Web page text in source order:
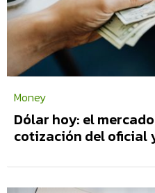
Money
Dólar hoy: el
cotización del oficial